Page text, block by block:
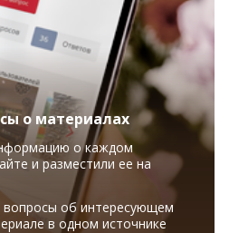
о материалах
о каждом
и разместили ее на
об интересующем
в одном источнике